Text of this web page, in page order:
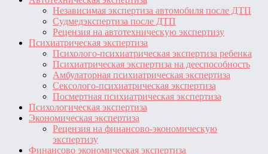
Независимая экспертиза автомобиля после ДТП
Судмедэкспертиза после ДТП
Рецензия на автотехническую экспертизу
Психиатрическая экспертиза
Психолого-психиатрическая экспертиза ребенка
Психиатрическая экспертиза на дееспособность
Амбулаторная психиатрическая экспертиза
Сексолого-психиатрическая экспертиза
Посмертная психиатрическая экспертиза
Психологическая экспертиза
Экономическая экспертиза
Рецензия на финансово-экономическую
экспертизу
Финансово экономическая экспертиза